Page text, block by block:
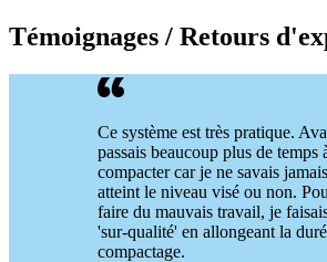
Témoignages / Retours
Ce système est très pratique.
passais beaucoup plus de temps
compacter car je ne savais
atteint le niveau visé ou non.
faire du mauvais travail, je
'sur-qualité' en allongeant la
compactage.